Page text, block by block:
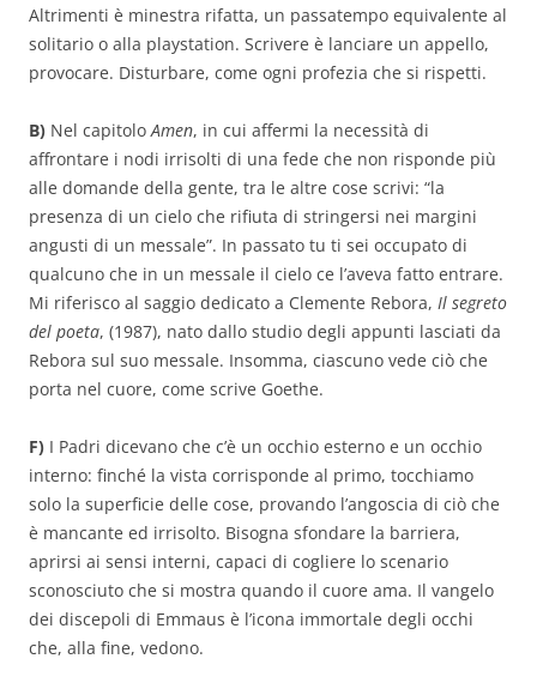
Altrimenti è minestra rifatta, un passatempo equivalente al
solitario o alla playstation. Scrivere è lanciare un appello,
provocare. Disturbare, come ogni profezia che si rispetti.
B) Nel capitoloAmen, in cui affermi la necessità di
affrontare i nodi irrisolti di una fede che non risponde più
alle domande della gente, tra le altre cose scrivi: “la
presenza di un cielo che rifiuta di stringersi nei margini
angusti di un messale”. In passato tu ti sei occupato di
qualcuno che in un messale il cielo ce l’aveva fatto entrare.
Mi riferisco al saggio dedicato a Clemente Rebora, Il segreto
del poeta, (1987), nato dallo studio degli appunti lasciati da
Rebora sul suo messale. Insomma, ciascuno vede ciò che
porta nel cuore, come scrive Goethe.
F) I Padri dicevano che c’è un occhio esterno e un occhio
interno: finché la vista corrisponde al primo, tocchiamo
solo la superficie delle cose, provando l’angoscia di ciò che
è mancante ed irrisolto. Bisogna sfondare la barriera,
aprirsi ai sensi interni, capaci di cogliere lo scenario
sconosciuto che si mostra quando il cuore ama. Il vangelo
dei discepoli di Emmaus è l’icona immortale degli occhi
che, alla fine, vedono.